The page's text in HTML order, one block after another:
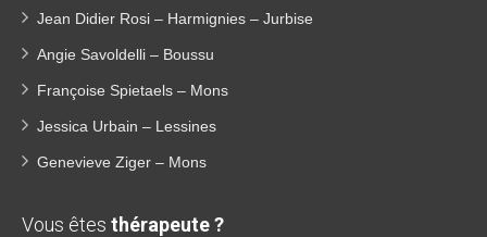
Jean Didier Rosi – Harmignies – Jurbise
Angie Savoldelli – Boussu
Françoise Spietaels – Mons
Jessica Urbain – Lessines
Genevieve Ziger – Mons
Vous êtes thérapeute ?